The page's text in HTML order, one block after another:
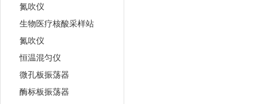
氮吹仪
生物医疗核酸采样站
氮吹仪
恒温混匀仪
微孔板振荡器
酶标板振荡器